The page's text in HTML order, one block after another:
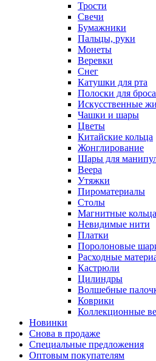
Трости
Свечи
Бумажники
Пальцы, руки
Монеты
Веревки
Снег
Катушки для рта
Полоски для
Искусственные
Чашки и шары
Цветы
Китайские кольца
Жонглирование
Шары для
Веера
Утяжки
Пироматериалы
Столы
Магнитные кольца
Невидимые нити
Платки
Поролоновые
Расходные
Кастрюли
Цилиндры
Волшебные
Коврики
Коллекционные
Новинки
Снова в продаже
Специальные предложения
Оптовым покупателям